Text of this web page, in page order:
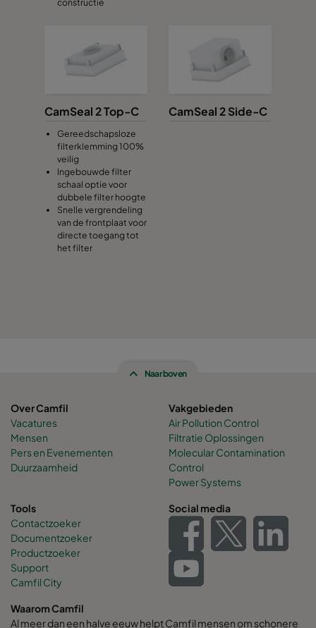
CamSeal 2 Top-C
Gereedschapsloze
filterklemming 100%
veilig
Ingebouwde filter
schaal optie voor
dubbele filter hoogte
Snelle vergrendeling
van de frontplaat voor
directe toegang tot
het filter
CamSeal 2 Side-C
Naar boven
Over Camfil
Vacatures
Mensen
Pers en Evenementen
Duurzaamheid
Vakgebieden
Air Pollution Control
Filtratie Oplossingen
Molecular Contamination
Control
Power Systems
Tools
Contactzoeker
Documentzoeker
Productzoeker
Support
Camfil City
Social media
Waarom Camfil
Al meer dan een halve eeuw helpt Camfil mensen om schonere